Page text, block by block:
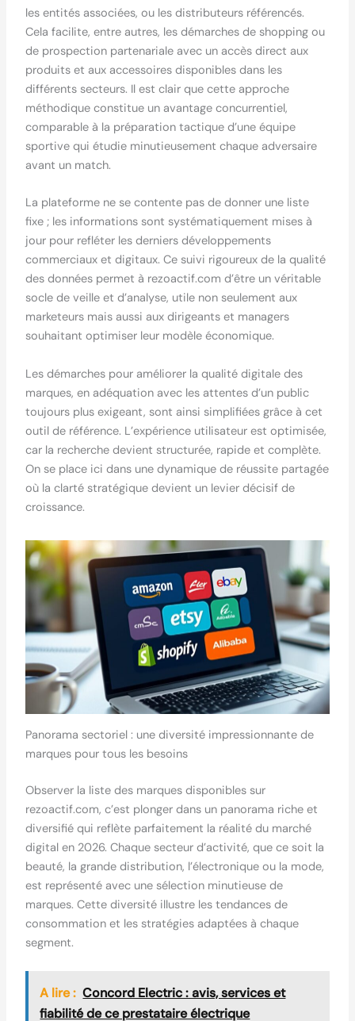
les entités associées, ou les distributeurs référencés.
Cela facilite, entre autres, les démarches de shopping ou
de prospection partenariale avec un accès direct aux
produits et aux accessoires disponibles dans les
différents secteurs. Il est clair que cette approche
méthodique constitue un avantage concurrentiel,
comparable à la préparation tactique d’une équipe
sportive qui étudie minutieusement chaque adversaire
avant un match.
La plateforme ne se contente pas de donner une liste
fixe ; les informations sont systématiquement mises à
jour pour refléter les derniers développements
commerciaux et digitaux. Ce suivi rigoureux de la qualité
des données permet à rezoactif.com d’être un véritable
socle de veille et d’analyse, utile non seulement aux
marketeurs mais aussi aux dirigeants et managers
souhaitant optimiser leur modèle économique.
Les démarches pour améliorer la qualité digitale des
marques, en adéquation avec les attentes d’un public
toujours plus exigeant, sont ainsi simplifiées grâce à cet
outil de référence. L’expérience utilisateur est optimisée,
car la recherche devient structurée, rapide et complète.
On se place ici dans une dynamique de réussite partagée
où la clarté stratégique devient un levier décisif de
croissance.
Panorama sectoriel : une diversité impressionnante de
marques pour tous les besoins
Observer la liste des marques disponibles sur
rezoactif.com, c’est plonger dans un panorama riche et
diversifié qui reflète parfaitement la réalité du marché
digital en 2026. Chaque secteur d’activité, que ce soit la
beauté, la grande distribution, l’électronique ou la mode,
est représenté avec une sélection minutieuse de
marques. Cette diversité illustre les tendances de
consommation et les stratégies adaptées à chaque
segment.
A lire : Concord Electric : avis, services et
fiabilité de ce prestataire électrique